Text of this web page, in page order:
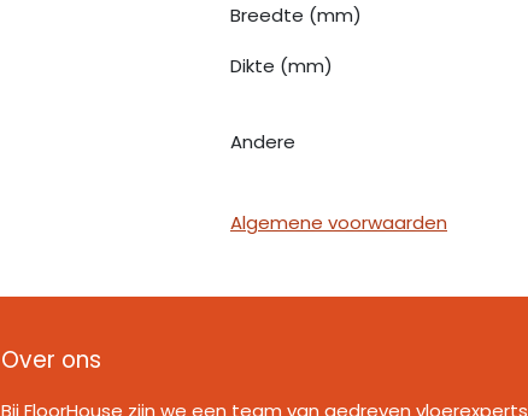
Breedte (mm)
Dikte (mm)
Andere
Algemene voorwaarden
Over ons